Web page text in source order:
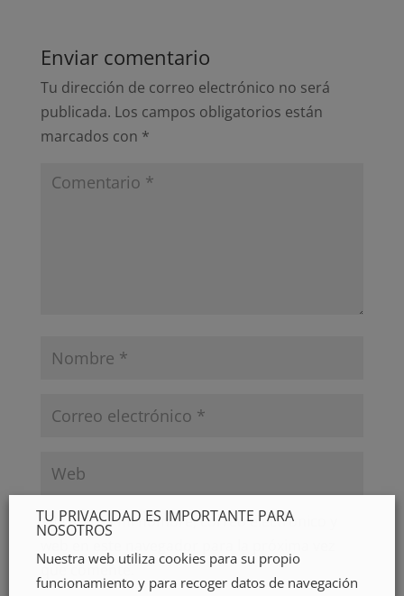
Enviar comentario
Tu dirección de correo electrónico no será
publicada. Los campos obligatorios están
marcados con *
Guarda mi nombre, correo electrónico y
que comente.
TU PRIVACIDAD ES IMPORTANTE PARA
NOSOTROS
Nuestra web utiliza cookies para su propio
funcionamiento y para recoger datos de navegación